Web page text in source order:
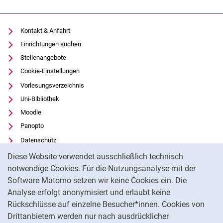
Diese Website verwendet ausschließlich technisch
notwendige Cookies. Für die Nutzungsanalyse mit der
Software Matomo setzen wir keine Cookies ein. Die
Analyse erfolgt anonymisiert und erlaubt keine
Rückschlüsse auf einzelne Besucher*innen. Cookies von
Drittanbietern werden nur nach ausdrücklicher
Kontakt & Anfahrt
Einrichtungen suchen
Stellenangebote
Cookie-Einstellungen
Vorlesungsverzeichnis
Uni-Bibliothek
Moodle
Panopto
Datenschutz
Barrierefreiheit
Transparenter KI-Einsatz
Impressum
Externer Link: Universität Kassel auf
Facebook (öffnet neues Fenster)
Externer Link: Universität Kassel auf
Youtube(öffnet neues Fenster)